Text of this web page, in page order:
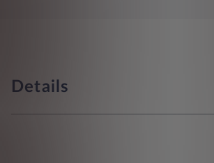
Details